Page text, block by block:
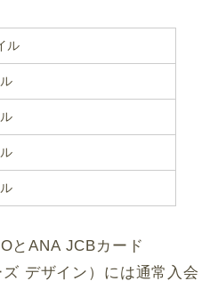
ル
とANA JCBカード
デザイン）には通常入会